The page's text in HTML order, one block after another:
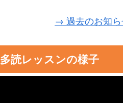
→ 過去のお知ら
多読レッスンの様子